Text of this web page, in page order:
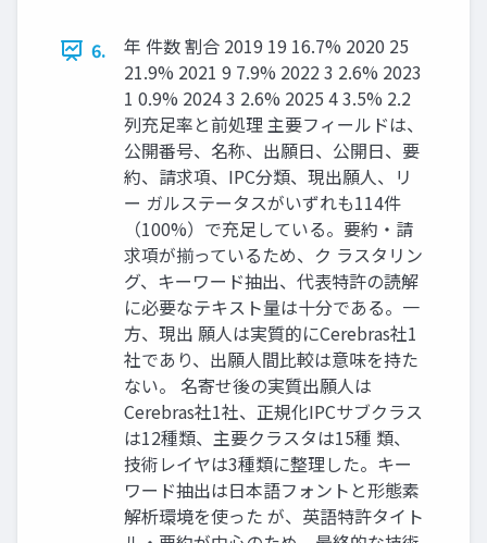
6.
年 件数 割合 2019 19 16.7% 2020 25
21.9% 2021 9 7.9% 2022 3 2.6% 2023
1 0.9% 2024 3 2.6% 2025 4 3.5% 2.2
列充足率と前処理 主要フィールドは、
公開番号、名称、出願日、公開日、要
約、請求項、IPC分類、現出願人、リ
ー ガルステータスがいずれも114件
（100%）で充足している。要約・請
求項が揃っているため、ク ラスタリン
グ、キーワード抽出、代表特許の読解
に必要なテキスト量は十分である。一
方、現出 願人は実質的にCerebras社1
社であり、出願人間比較は意味を持た
ない。 名寄せ後の実質出願人は
Cerebras社1社、正規化IPCサブクラス
は12種類、主要クラスタは15種 類、
技術レイヤは3種類に整理した。キー
ワード抽出は日本語フォントと形態素
解析環境を使った が、英語特許タイト